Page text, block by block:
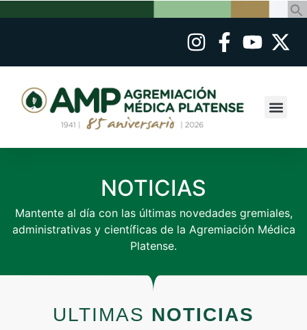
NOTICIAS
Mantente al día con las últimas novedades gremiales,
administrativas y científicas de la Agremiación Médica
Platense.
ULTIMAS NOTICIAS